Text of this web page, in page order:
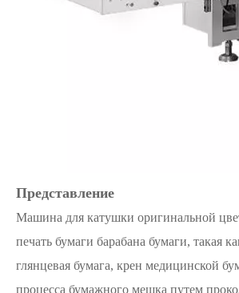
Представление
Машина для катушки оригинальной
печать бумаги барабана бумаги, такая
глянцевая бумага, крен медицинской
процесса бумажного мешка путем